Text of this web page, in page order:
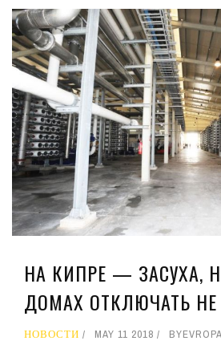
НА КИПРЕ — ЗАСУХА,
ДОМАХ ОТКЛЮЧАТЬ НЕ
НОВОСТИ MAY 11 2018 BY